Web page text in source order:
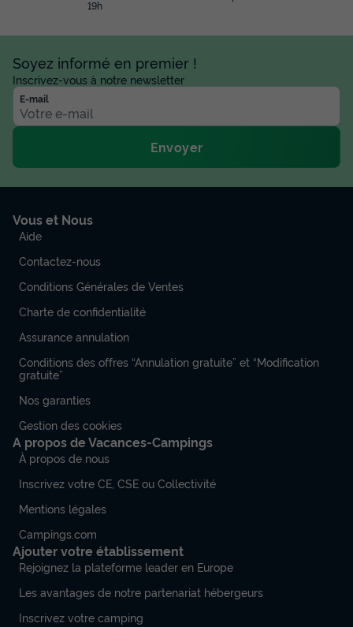
19h
Soyez informé en premier !
Inscrivez-vous à notre newsletter
E-mail
Envoyer
Vous et Nous
Aide
Contactez-nous
Conditions Générales de Ventes
Charte de confidentialité
Assurance annulation
Conditions des offres “Annulation gratuite” et “Modification
gratuite”
Nos garanties
Gestion des cookies
A propos de Vacances-Campings
À propos de nous
Inscrivez votre CE, CSE ou Collectivité
Mentions légales
Campings.com
Ajouter votre établissement
Rejoignez la plateforme leader en Europe
Les avantages de notre partenariat hébergeurs
Inscrivez votre camping